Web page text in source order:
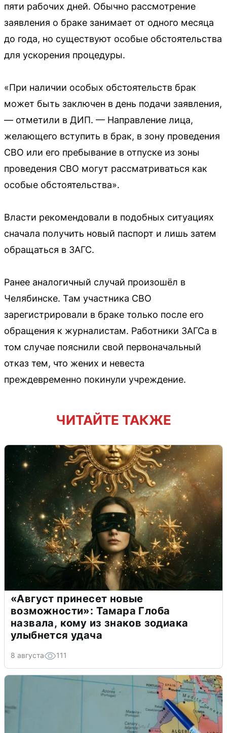
пяти рабочих дней. Обычно рассмотрение
заявления о браке занимает от одного месяца
до года, но существуют особые обстоятельства
для ускорения процедуры.
«При наличии особых обстоятельств брак
может быть заключен в день подачи заявления,
— отметили в ДИП. — Направление лица,
желающего вступить в брак, в зону проведения
СВО или его пребывание в отпуске из зоны
проведения СВО могут рассматриваться как
особые обстоятельства».
Власти рекомендовали в подобных ситуациях
сначала получить новый паспорт и лишь затем
обращаться в ЗАГС.
Ранее аналогичный случай произошёл в
Челябинске. Там участника СВО
зарегистрировали в браке только после его
обращения к журналистам. Работники ЗАГСа в
том случае пояснили свой первоначальный
отказ тем, что жених и невеста
преждевременно покинули учреждение.
ЧИТАЙТЕ ТАКЖЕ
«Август принесет новые
возможности»: Тамара Глоба
назвала, кому из знаков зодиака
улыбнется удача
8 августа 111